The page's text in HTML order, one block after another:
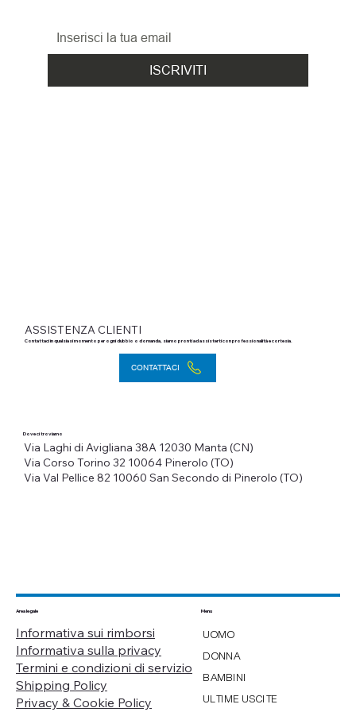
ISCRIVITI
Contattaci in qualsiasi momento per ogni dubbio o domanda, siamo pronti ad assisterti con professionalità e cortesia.
CONTATTACI
ASSISTENZA CLIENTI
Dove ci troviamo
Via Laghi di Avigliana 38A 12030 Manta (CN)
Via Val Pellice 82 10060 San Secondo di Pinerolo (TO)
Via Corso Torino 32 10064 Pinerolo (TO)
Area legale
Informativa sui rimborsi
Informativa sulla privacy
Termini e condizioni di servizio
Shipping Policy
Privacy & Cookie Policy
Menu
UOMO
DONNA
BAMBINI
ULTIME USCITE